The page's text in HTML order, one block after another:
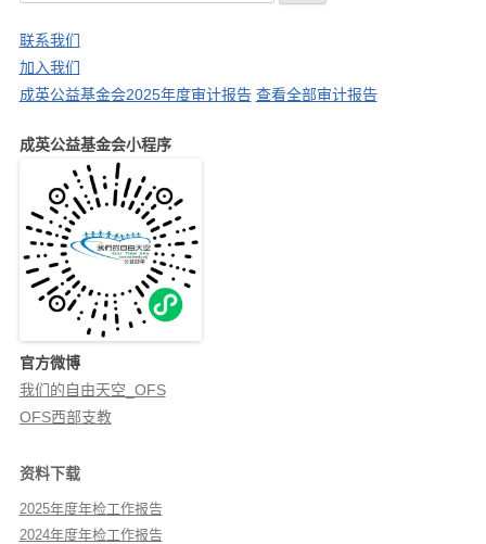
：
联系我们
加入我们
成英公益基金会2025年度审计报告 查看全部审计报告
成英公益基金会小程序
官方微博
我们的自由天空_OFS
OFS西部支教
资料下载
2025年度年检工作报告
2024年度年检工作报告